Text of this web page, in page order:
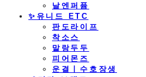
날엔퍼퓸
​✨유니드 ETC
판도라이프
착소스
말랑두두
피어몬즈
운결ㅣ수호장생